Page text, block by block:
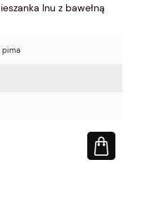
lnu z bawełną
pima